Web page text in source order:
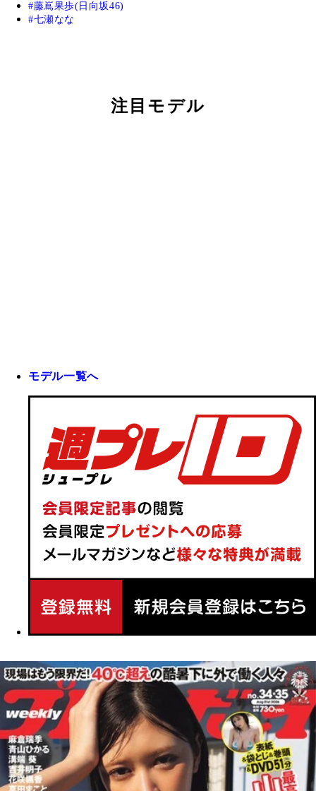
藤嶌果歩(日向坂46)
七瀬なな
注目モデル
モデル一覧へ